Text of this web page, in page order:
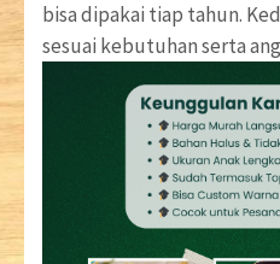
bisa dipakai tiap tahun.
sesuai kebutuhan serta